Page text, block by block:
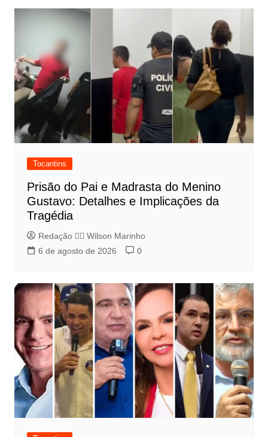
Tocantins
Prisão do Pai e Madrasta do Menino
Gustavo: Detalhes e Implicações da
Tragédia
Redação 👨‍⚖️​ Wilson Marinho
6 de agosto de 2026
0